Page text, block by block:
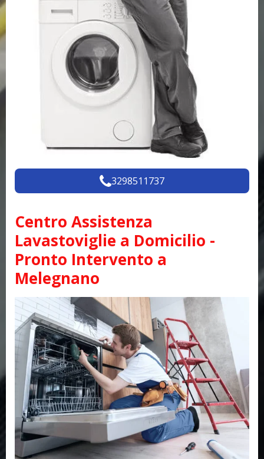
3298511737
Centro Assistenza
Lavastoviglie a Domicilio -
Pronto Intervento a
Melegnano